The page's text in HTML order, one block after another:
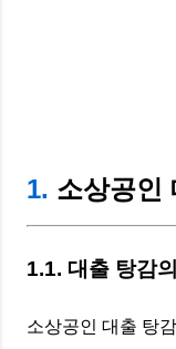
1. 소상공인
1.1. 대출 탕감
소상공인 대출 탕